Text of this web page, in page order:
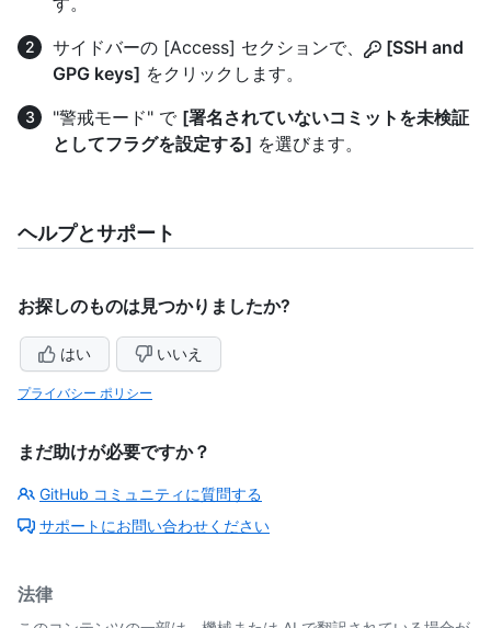
サイドバーの [Access] セクションで、
[SSH and
GPG keys] をクリックします。
"警戒モード" で [署名されていないコミットを未検証
としてフラグを設定する] を選びます。
ヘルプとサポート
お探しのものは見つかりましたか?
はい いいえ
プライバシー ポリシー
まだ助けが必要ですか？
GitHub コミュニティに質問する
サポートにお問い合わせください
法律